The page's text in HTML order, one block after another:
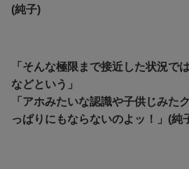
(純子)
「そんな極限まで接近した状況で
などという」
「アホみたいな認識や子供じみた
っぱりにもならないのよッ！」(純